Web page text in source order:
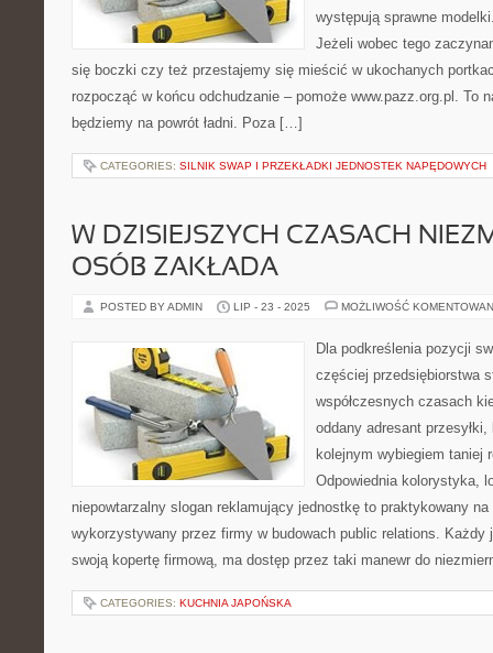
występują sprawne
Jeżeli wobec tego
się boczki czy też przestajemy się mieścić w ukochanych
rozpocząć w końcu odchudzanie – pomoże www.pazz.org.pl. To
będziemy na powrót ładni. Poza […]
CATEGORIES: SILNIK SWAP I PRZEKŁADKI JEDNOSTEK NAPĘDOWYCH
W DZISIEJSZYCH CZASACH
OSÓB ZAKŁADA
POSTED BY ADMIN LIP - 23 - 2025 MOŻLIWOŚĆ
Dla podkreślenia pozycji
częściej przedsiębiorstwa
współczesnych czasach
oddany adresant
kolejnym wybiegiem taniej
Odpowiednia kolorystyka,
niepowtarzalny slogan reklamujący jednostkę to praktykowany
wykorzystywany przez firmy w budowach public relations. Każdy
swoją kopertę firmową, ma dostęp przez taki manewr do
CATEGORIES: KUCHNIA JAPOŃSKA